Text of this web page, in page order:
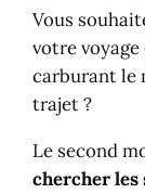
votre
carburant le
trajet ?
Le second
chercher les
votre arrivée